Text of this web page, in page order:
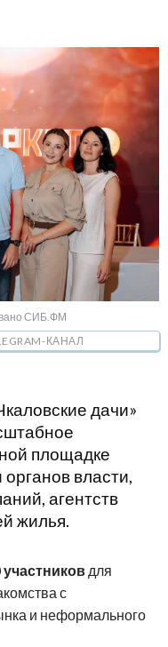
СИБ.ФМ
КАНАЛ
дачи»
площадке
власти,
агентств
жилья.
участниковдля
с
и неформального